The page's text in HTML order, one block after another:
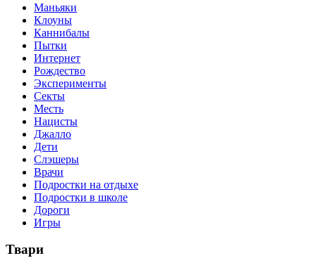
Маньяки
Клоуны
Каннибалы
Пытки
Интернет
Рождество
Эксперименты
Секты
Месть
Нацисты
Джалло
Дети
Слэшеры
Врачи
Подростки на отдыхе
Подростки в школе
Дороги
Игры
Твари